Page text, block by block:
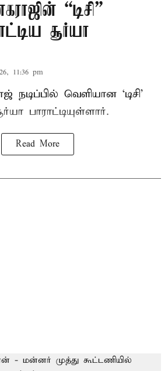
“டிசி”
சூர்யா
11:36 pm
வெளியான ‘டிசி’
பாராட்டியுள்ளார்.
Read More